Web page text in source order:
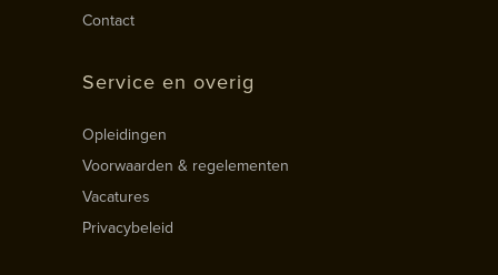
Contact
Service en overig
Opleidingen
Voorwaarden & regelementen
Vacatures
Privacybeleid